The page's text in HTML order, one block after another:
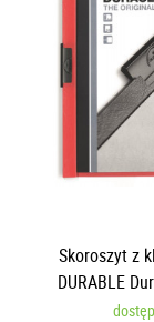
Skoroszyt z
DURABLE
Czerwony |